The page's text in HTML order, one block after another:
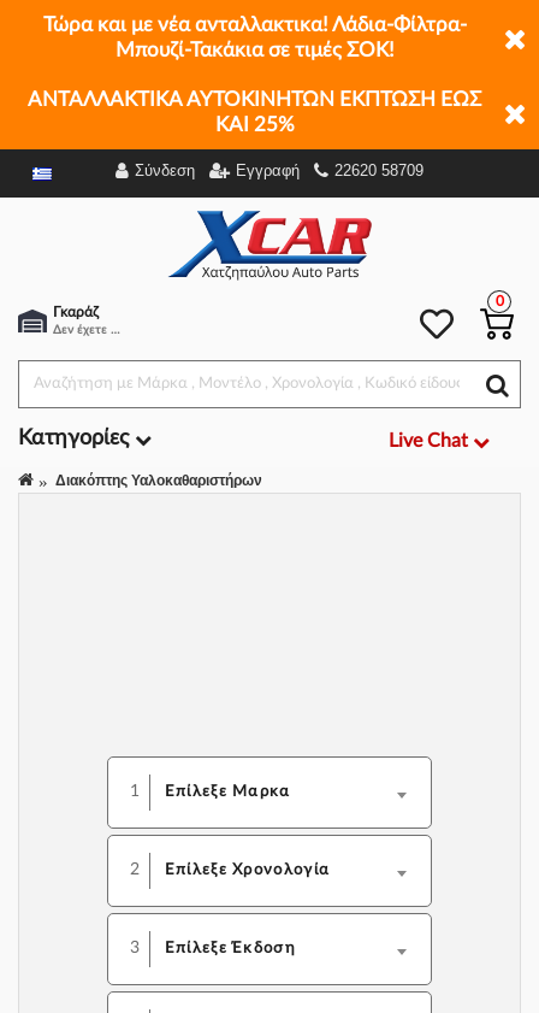
Τώρα και με νέα ανταλλακτικα! Λάδια-Φίλτρα-
Μπουζί-Τακάκια σε τιμές ΣΟΚ!
ΑΝΤΑΛΛΑΚΤΙΚΑ ΑΥΤΟΚΙΝΗΤΩΝ ΕΚΠΤΩΣΗ ΕΩΣ
ΚΑΙ 25%
Σύνδεση Εγγραφή 22620 58709
Γκαράζ
Δεν έχετε επιλέξει αμάξι.
0
Κατηγορίες Live Chat
Διακόπτης Υαλοκαθαριστήρων
1 Επίλεξε Μαρκα
2 Επίλεξε Χρονολογία
3 Επίλεξε Έκδοση
Φίλτρα